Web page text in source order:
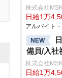
株式会社
日給1万
アルバイト
NEW
備員/入社
株式会社
日給1万